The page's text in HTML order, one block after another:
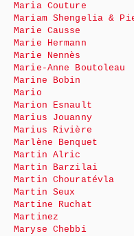
Maria Couture
Mariam Shengelia &
Marie Causse
Marie Hermann
Marie Nennès
Marie-Anne Boutoleau
Marine Bobin
Mario
Marion Esnault
Marius Jouanny
Marius Rivière
Marlène Benquet
Martin Alric
Martin Barzilai
Martin Chouratévla
Martin Seux
Martine Ruchat
Martinez
Maryse Chebbi